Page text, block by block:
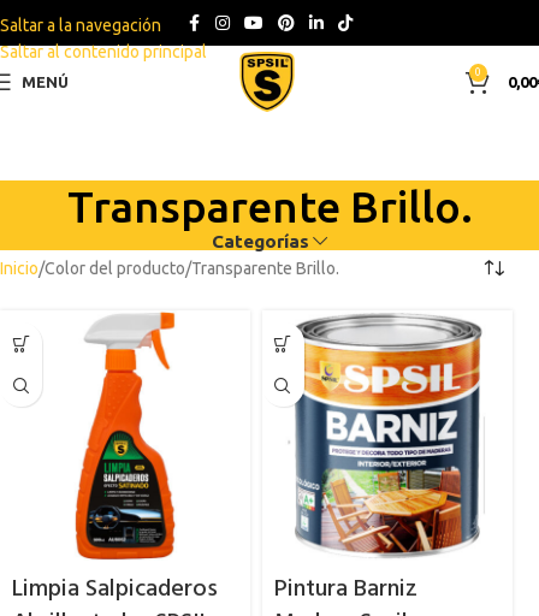
Saltar a la navegación
Saltar al contenido principal
MENÚ
0
0,00
Transparente Brillo.
Categorías
Inicio Color del producto Transparente Brillo.
Limpia Salpicaderos
Pintura Barniz